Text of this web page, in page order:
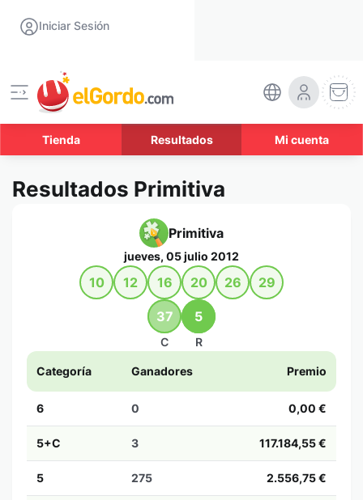
Iniciar Sesión
Tienda Resultados Mi cuenta
Resultados Primitiva
Primitiva
jueves, 05 julio 2012
10 12 16 20 26 29
37
C
5
R
Categoría Ganadores Premio
6 0 0,00 €
5+C 3 117.184,55 €
5 275 2.556,75 €